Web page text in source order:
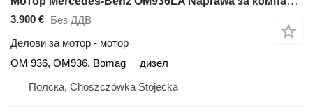
3.900 € Без ДДВ
Делови за мотор - мотор
OM 936, OM936, Bomag
дизел
Полска, Choszczówka Stojecka